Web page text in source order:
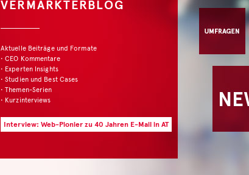
VERMARKTERBLOG
Aktuelle Beiträge und Formate
• CEO Kommentare
• Experten Insights
• Studien und Best Cases
• Themen-Serien
• Kurzinterviews
Interview: Web-Pionier zu 40 Jahren E-Mail in AT